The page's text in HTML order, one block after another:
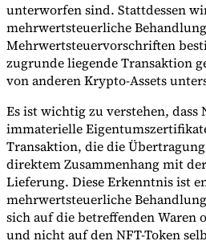
Experts
Unsere AutorenBeitragender werden
unterworfen sind. Stattdessen
mehrwertsteuerliche
Mehrwertsteuervorschriften
zugrunde liegende Transaktion
von anderen Krypto-Assets
Es ist wichtig zu verstehen, dass
immaterielle
Transaktion, die die
direktem Zusammenhang mit
Lieferung. Diese Erkenntnis ist
mehrwertsteuerliche
sich auf die betreffenden Waren
und nicht auf den NFT-Token